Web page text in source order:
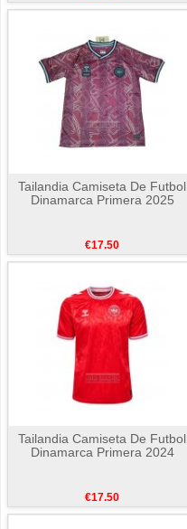
Tailandia Camiseta De Futbol
Dinamarca Primera 2025
€17.50
Tailandia Camiseta De Futbol
Dinamarca Primera 2024
€17.50